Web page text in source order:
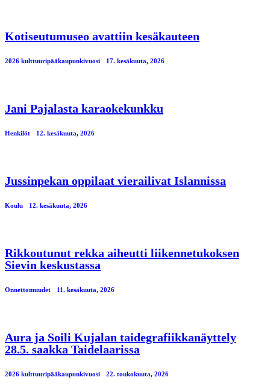
Kotiseutumuseo avattiin kesäkauteen
2026 kulttuuripääkaupunkivuosi 17. kesäkuuta, 2026
Jani Pajalasta karaokekunkku
Henkilöt 12. kesäkuuta, 2026
Jussinpekan oppilaat vierailivat Islannissa
Koulu 12. kesäkuuta, 2026
Rikkoutunut rekka aiheutti liikennetukoksen
Sievin keskustassa
Onnettomuudet 11. kesäkuuta, 2026
Aura ja Soili Kujalan taidegrafiikkanäyttely
28.5. saakka Taidelaarissa
2026 kulttuuripääkaupunkivuosi 22. toukokuuta, 2026